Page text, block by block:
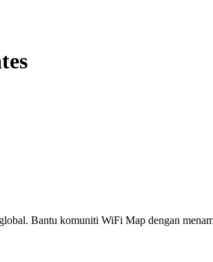
Bantu komuniti WiFi Map dengan